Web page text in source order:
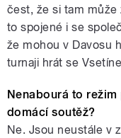
čest, že si tam může
to spojené i se
že mohou v Davosu
turnaji hrát se
Nenabourá to
domácí soutěž?
Ne. Jsou neustále v